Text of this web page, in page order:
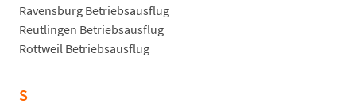
Ravensburg Betriebsausflug
Reutlingen Betriebsausflug
Rottweil Betriebsausflug
S